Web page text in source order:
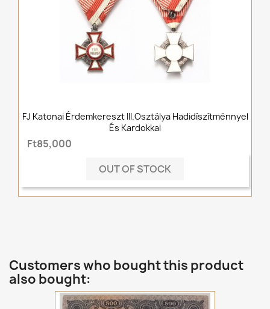
FJ Katonai Érdemkereszt III.osztálya Hadidíszítménnyel
És Kardokkal
Ft85,000
OUT OF STOCK
Customers who bought this product
also bought: